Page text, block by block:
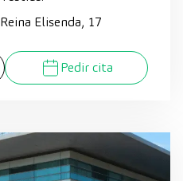
Elisenda, 17
Pedir cita